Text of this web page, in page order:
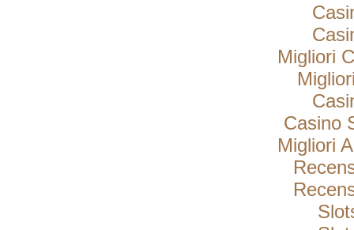
Migliori
Casino
Migliori